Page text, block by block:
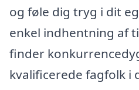
og føle dig tryg i dit
enkel indhentning af
finder
kvalificerede fagfolk i